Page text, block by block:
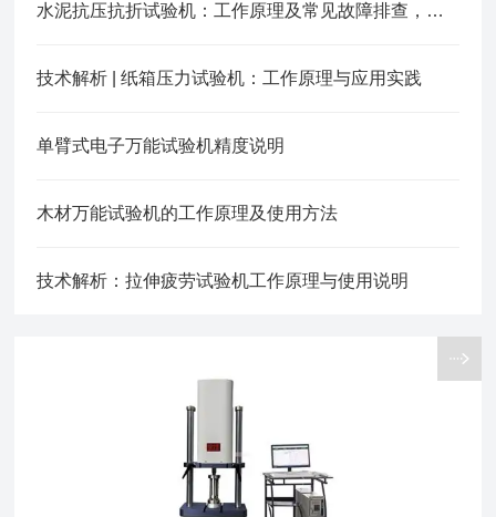
水泥抗压抗折试验机：工作原理及常见故障排查，处理方法
技术解析 | 纸箱压力试验机：工作原理与应用实践
单臂式电子万能试验机精度说明
木材万能试验机的工作原理及使用方法
技术解析：拉伸疲劳试验机工作原理与使用说明